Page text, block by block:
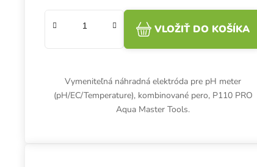
VLOŽIŤ DO KOŠÍKA
Vymeniteľná náhradná elektróda pre pH meter
(pH/EC/Temperature), kombinované pero, P110 PRO
Aqua Master Tools.